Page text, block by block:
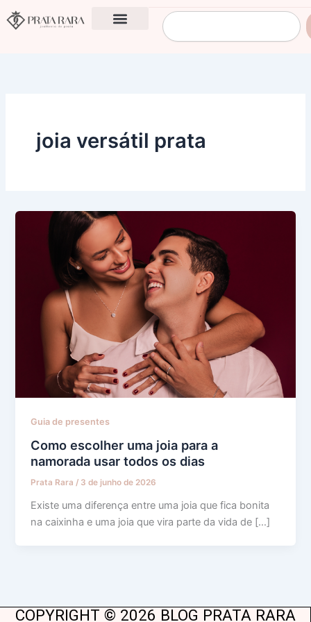
para
Pesquisar
joia versátil prata
Guia de presentes
Como escolher uma joia para a
namorada usar todos os dias
Prata Rara/ 3 de junho de 2026
Existe uma diferença entre uma joia que fica bonita
na caixinha e uma joia que vira parte da vida de […]
COPYRIGHT © 2026 BLOG PRATA RARA